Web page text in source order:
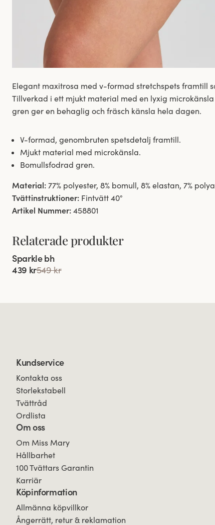
Elegant maxitrosa med v-formad stretchspets framtill
Tillverkad i ett mjukt material med en lyxig
gren ger en behaglig och fräsch känsla hela dagen.
V-formad, genombruten spetsdetalj framtill.
Mjukt material med microkänsla.
Bomullsfodrad gren.
Material: 77% polyester, 8% bomull, 8% elastan, 7%
Tvättinstruktioner: Fintvätt 40°
Artikel Nummer: 458801
Relaterade produkter
Sparkle bh
439 kr549 kr
Kundservice
Kontakta oss
Storlekstabell
Tvättråd
Ordlista
Om oss
Om Miss Mary
Hållbarhet
100 Tvättars Garantin
Karriär
Köpinformation
Allmänna köpvillkor
Ångerrätt, retur & reklamation